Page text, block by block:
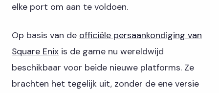
elke port om aan te voldoen.
Op basis van de officiële persaankondiging van
Square Enix is de game nu wereldwijd
beschikbaar voor beide nieuwe platforms. Ze
brachten het tegelijk uit, zonder de ene versie